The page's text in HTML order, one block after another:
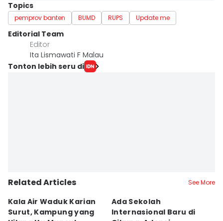
Topics
pemprov banten BUMD RUPS Update me
Editorial Team
Editor
Ita Lismawati F Malau
Tonton lebih seru di
Related Articles See More
Kala Air Waduk Karian
Surut, Kampung yang
Ada Sekolah
Internasional Baru di